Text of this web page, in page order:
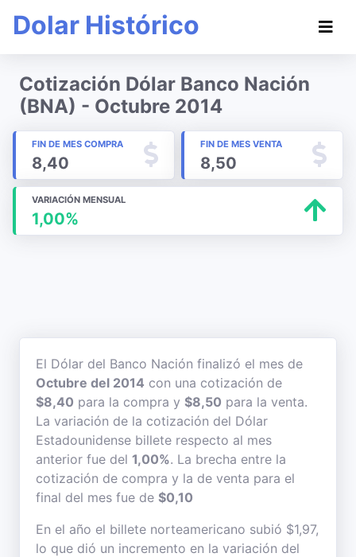
Dolar Histórico
Cotización Dólar Banco Nación
(BNA) - Octubre 2014
FIN DE MES COMPRA
8,40
FIN DE MES VENTA
8,50
VARIACIÓN MENSUAL
1,00%
El Dólar del Banco Nación finalizó el mes de
Octubre del 2014 con una cotización de
$8,40 para la compra y $8,50 para la venta.
La variación de la cotización del Dólar
Estadounidense billete respecto al mes
anterior fue del 1,00%. La brecha entre la
cotización de compra y la de venta para el
final del mes fue de $0,10
En el año el billete norteamericano subió $1,97,
lo que dió un incremento en la variación del